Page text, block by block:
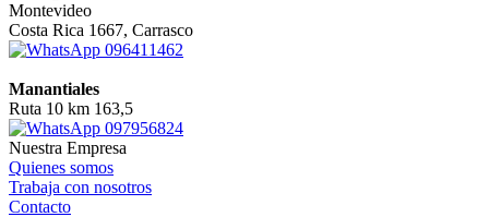
Montevideo
Costa Rica 1667, Carrasco
096411462
Manantiales
Ruta 10 km 163,5
097956824
Nuestra Empresa
Quienes somos
Trabaja con nosotros
Contacto